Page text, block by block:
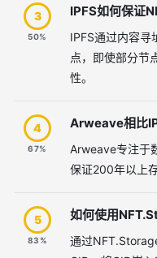
3
50%
IPFS如何保证
IPFS通过内容寻
点，即使部分节
性。
4
67%
Arweave相比
Arweave专注于
保证200年以上
5
83%
如何使用
通过